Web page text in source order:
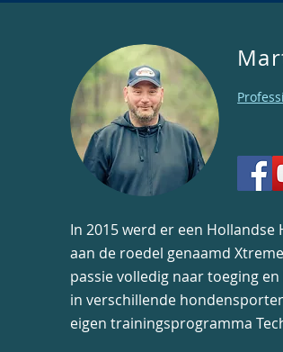
In 2015 werd er een Hollandse
aan de roedel genaamd
passie volledig naar toeging
in verschillende
eigen trainingsprogramma